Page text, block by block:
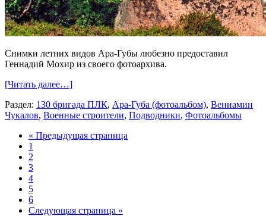
Снимки летних видов Ара-Губы любезно предоставил
Геннадий Мохир из своего фотоархива.
[Читать далее…]
Раздел: 130 бригада ПЛК, Ара-Губа (фотоальбом), Вениамин
Чукалов, Военные строители, Подводники, Фотоальбомы
« Предыдущая страница
1
2
3
4
5
6
Следующая страница »